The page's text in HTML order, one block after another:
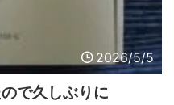
2026/5/5
で久しぶりに